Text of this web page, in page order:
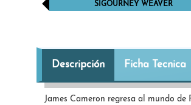
SIGOURNEY WEAVER
Descripción Ficha Tecnica
James Cameron regresa al mundo de